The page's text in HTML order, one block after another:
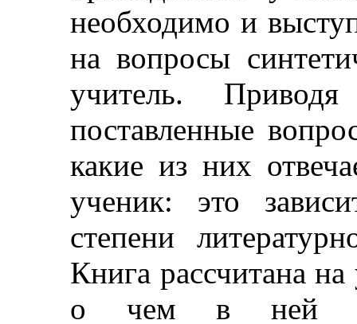
необходимо и
на вопросы
учитель.
поставленные
какие из них
ученик: это
степени
Книга рассчитана
о чем в ней